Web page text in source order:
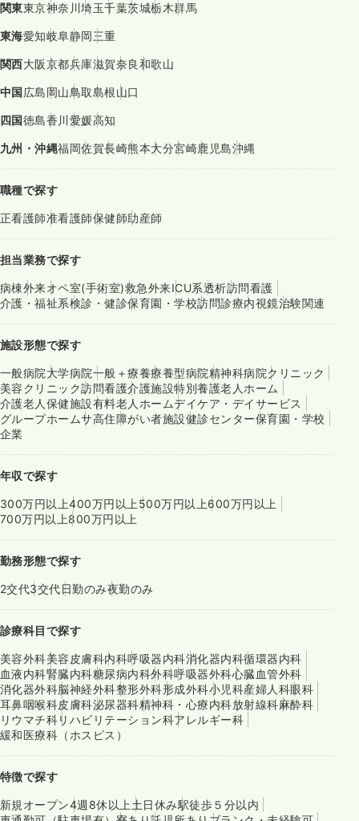
関東東京神奈川埼玉千葉茨城栃木群馬
東海愛知岐阜静岡三重
関西大阪京都兵庫滋賀奈良和歌山
中国広島岡山鳥取島根山口
四国徳島香川愛媛高知
九州・沖縄福岡佐賀長崎熊本大分宮崎鹿児島沖縄
職種で探す
正看護師准看護師保健師助産師
担当業務で探す
病棟外来オペ室(手術室)救急外来ICU系透析訪問看護
介護・福祉系検診・健診保育園・学校訪問診療内視鏡治験関連
施設形態で探す
一般病院大学病院一般＋療養療養型病院精神科病院クリニック
美容クリニック訪問看護介護施設特別養護老人ホーム
介護老人保健施設有料老人ホームデイケア・デイサービス
グループホームサ高住障がい者施設健診センター保育園・学校
企業
年収で探す
300万円以上400万円以上 500万円以上600万円以上
700万円以上800万円以上
勤務形態で探す
2交代3交代日勤のみ夜勤のみ
診療科目で探す
美容外科美容皮膚科内科呼吸器内科消化器内科循環器内科
血液内科腎臓内科糖尿病内科外科呼吸器外科心臓血管外科
消化器外科脳神経外科整形外科形成外科小児科産婦人科眼科
耳鼻咽喉科皮膚科泌尿器科精神科・心療内科放射線科麻酔科
リウマチ科リハビリテーション科アレルギー科
緩和医療科（ホスピス）
特徴で探す
新規オープン4週8休以上 土日休み駅徒歩５分以内